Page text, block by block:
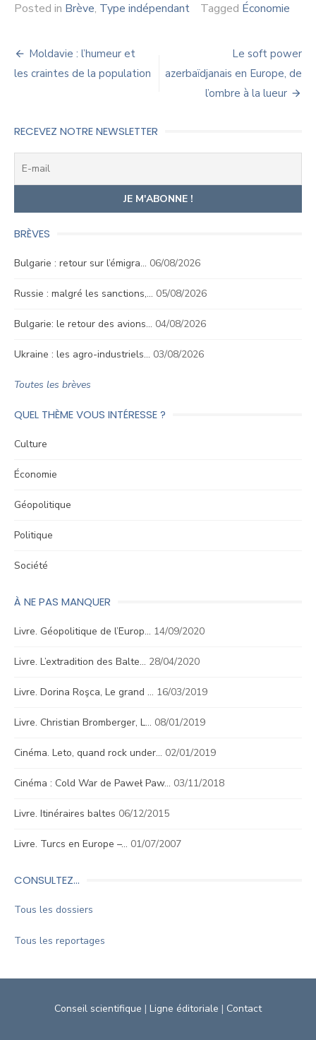
Posted in Brève, Type indépendant Tagged Économie
Navigation
de
Moldavie : l’humeur et
les craintes de la population
Le soft power
azerbaïdjanais en Europe, de
l’ombre à la lueur
RECEVEZ NOTRE NEWSLETTER
BRÈVES
Bulgarie : retour sur l’émigra… 06/08/2026
Russie : malgré les sanctions,… 05/08/2026
Bulgarie: le retour des avions… 04/08/2026
Ukraine : les agro-industriels… 03/08/2026
Toutes les brèves
QUEL THÈME VOUS INTÉRESSE ?
Culture
Économie
Géopolitique
Politique
Société
À NE PAS MANQUER
Livre. Géopolitique de l’Europ… 14/09/2020
Livre. L’extradition des Balte… 28/04/2020
Livre. Dorina Roşca, Le grand … 16/03/2019
Livre. Christian Bromberger, L… 08/01/2019
Cinéma. Leto, quand rock under… 02/01/2019
Cinéma : Cold War de Paweł Paw… 03/11/2018
Livre. Itinéraires baltes 06/12/2015
Livre. Turcs en Europe –… 01/07/2007
CONSULTEZ…
Tous les dossiers
Tous les reportages
Conseil scientifique | Ligne éditoriale | Contact